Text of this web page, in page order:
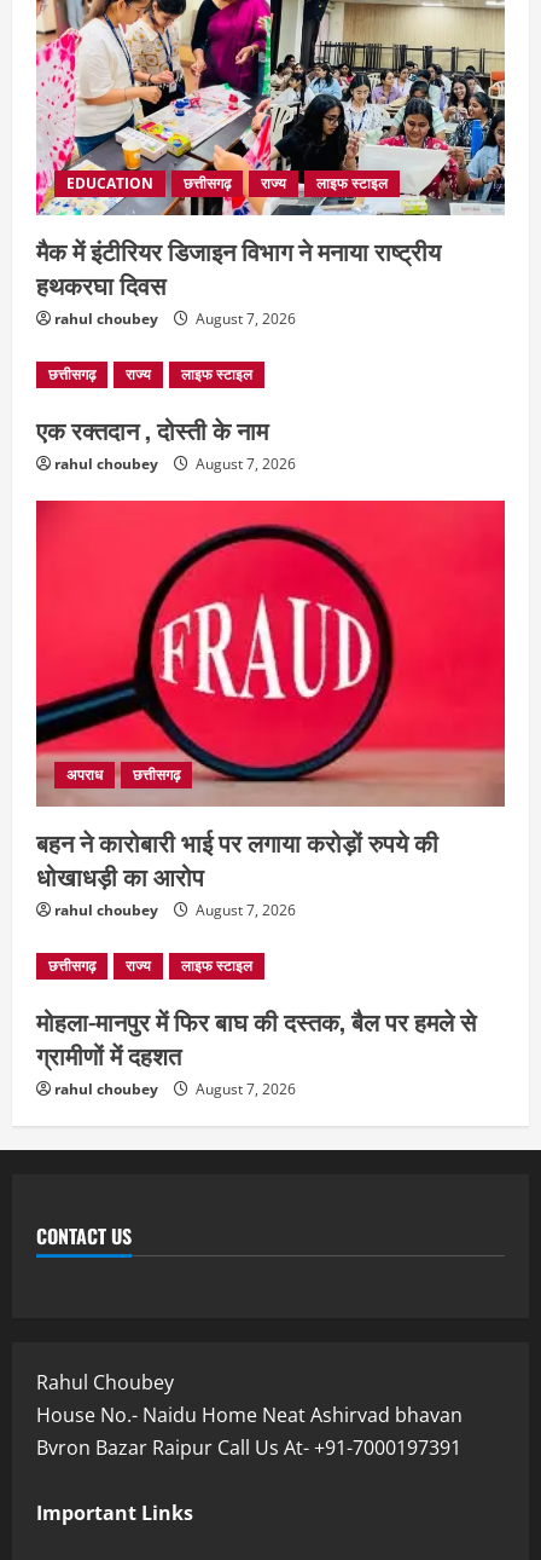
4
हमले से ग्रामीणों में दहशत
August 7, 2026
EDUCATION छत्तीसगढ़ राज्य लाइफ स्टाइल
मैक में इंटीरियर डिजाइन विभाग ने मनाया राष्ट्रीय
हथकरघा दिवस
rahul choubey August 7, 2026
छत्तीसगढ़ राज्य लाइफ स्टाइल
एक रक्तदान , दोस्ती के नाम
rahul choubey August 7, 2026
अपराध छत्तीसगढ़
बहन ने कारोबारी भाई पर लगाया करोड़ों रुपये की
धोखाधड़ी का आरोप
rahul choubey August 7, 2026
छत्तीसगढ़ राज्य लाइफ स्टाइल
मोहला-मानपुर में फिर बाघ की दस्तक, बैल पर हमले से
ग्रामीणों में दहशत
rahul choubey August 7, 2026
CONTACT US
Rahul Choubey
House No.- Naidu Home Neat Ashirvad bhavan
Bvron Bazar Raipur Call Us At- +91-7000197391
Important Links